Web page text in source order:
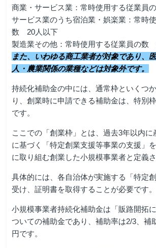
商業・サービス業：常時使用する従業員
サービス業のうち宿泊業・娯楽業：常時
数 20人以下
製造業その他：常時使用する従業員の数
また、いわゆる商工業者が対象であり、
人・農業関係の業種などは対象外です。
持続化補助金の中には、通常枠といくつ
り、創業時に申請できる補助金は、特別
です。
ここでの「創業枠」とは、過去3年以内
に基づく「特定創業支援等事業の支援」
に取り組む創業した小規模事業者と定義さ
具体的には、各自治体が実施する「特定
受け、証明書を取得することが必要です。
小規模事業者持続化補助金は「販路開拓
ついての補助金であり、補助率は2/3、補
円です。